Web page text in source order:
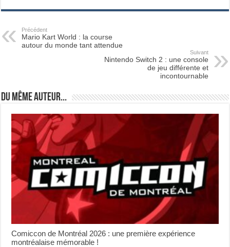
Précédent
Mario Kart World : la course
autour du monde tant attendue
Suivant
Nintendo Switch 2 : une console
de jeu différente et
incontournable
Du même auteur...
Comiccon de Montréal 2026 : une première expérience
montréalaise mémorable !